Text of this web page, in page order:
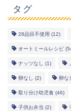
タグ
28品目不使用 (12)
オートミールレシピ
ナッツなし (1)
卵なし (2) 卵な
取り分け幼児食 (46)
子供お弁当 (2)